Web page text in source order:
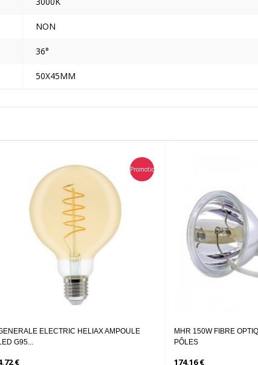
NON
36°
50X45MM
Promotion
HELIAX AMPOULE
MHR 150W FIBRE OPTIQUE CONNECTEUR 5